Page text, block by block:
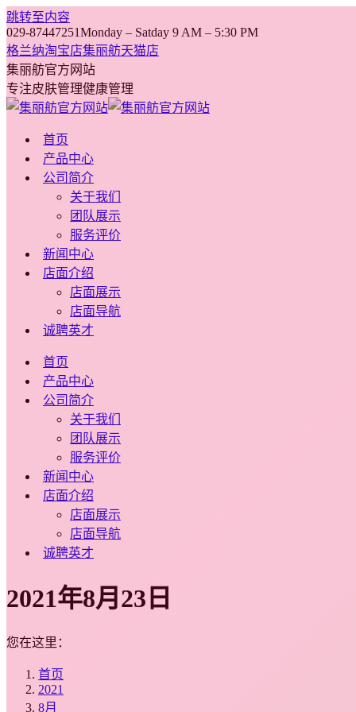
跳转至内容
029-87447251Monday – Satday 9 AM – 5:30 PM
格兰纳淘宝店集丽舫天猫店
集丽舫官方网站
专注皮肤管理健康管理
首页
产品中心
公司简介
关于我们
团队展示
服务评价
新闻中心
店面介绍
店面展示
店面导航
诚聘英才
首页
产品中心
公司简介
关于我们
团队展示
服务评价
新闻中心
店面介绍
店面展示
店面导航
诚聘英才
2021年8月23日
您在这里：
首页
2021
8月